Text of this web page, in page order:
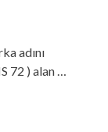
adını
72 ) alan …